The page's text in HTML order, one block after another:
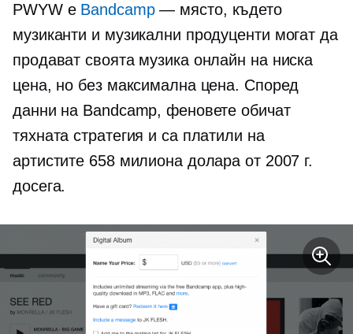
PWYW е Bandcamp— място, където
музиканти и музикални продуценти могат да
продават своята музика онлайн на ниска
цена, но без максимална цена. Според
данни на Bandcamp, феновете обичат
тяхната стратегия и са платили на
артистите 658 милиона долара от 2007 г.
досега.